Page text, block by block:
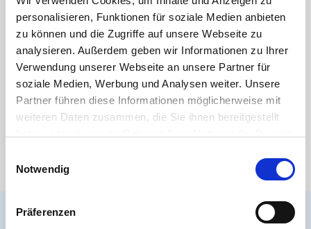
personalisieren, Funktionen für soziale Medien anbieten
zu können und die Zugriffe auf unsere Webseite zu
analysieren. Außerdem geben wir Informationen zu Ihrer
Verwendung unserer Webseite an unsere Partner für
soziale Medien, Werbung und Analysen weiter. Unsere
Partner führen diese Informationen möglicherweise mit
weiteren Daten zusammen, die Sie ihnen bereitgestellt
Cookies, wenn Sie unsere Webseite weiterhin nutzen.
Notwendig
Präferenzen
DOWNLOAD
äußere Merkmale von Spritzgussfittings
DOWNLOAD
RoSH Konformitätserklärung - HT CONNECT GmbH & Co. KG
Medien
Es stehen aktuell keine Mediendateien zur Verfügung.